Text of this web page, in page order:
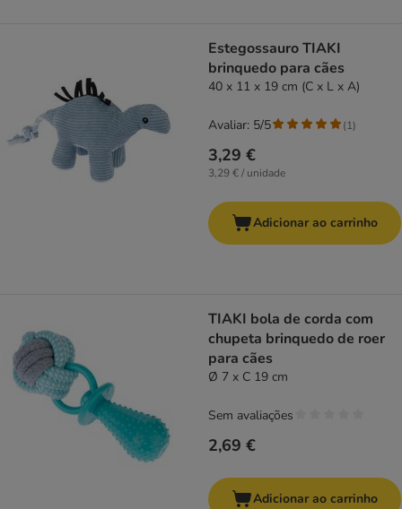
Estegossauro TIAKI
brinquedo para cães
40 x 11 x 19 cm (C x L x A)
3,29 €
3,29 € / unidade
Avaliar: 5/5 (1)
Adicionar ao carrinho
TIAKI bola de corda com
chupeta brinquedo de roer
para cães
Ø 7 x C 19 cm
2,69 €
Sem avaliações
Adicionar ao carrinho